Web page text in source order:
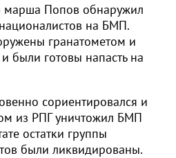
марша Попов обнаружил
на БМП.
гранатометом и
были готовы напасть на
сориентировался и
из РПГ уничтожил БМП
остатки группы
были ликвидированы.